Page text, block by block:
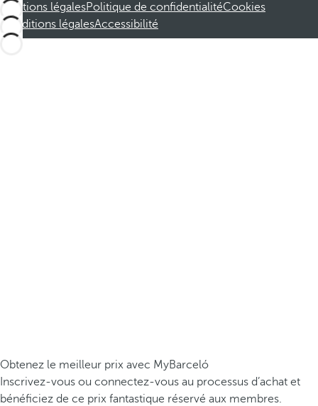
Mentions légalesPolitique de confidentialitéCookies
Conditions légalesAccessibilité
Obtenez le meilleur prix avec MyBarceló
Inscrivez-vous ou connectez-vous au processus d’achat et
bénéficiez de ce prix fantastique réservé aux membres.